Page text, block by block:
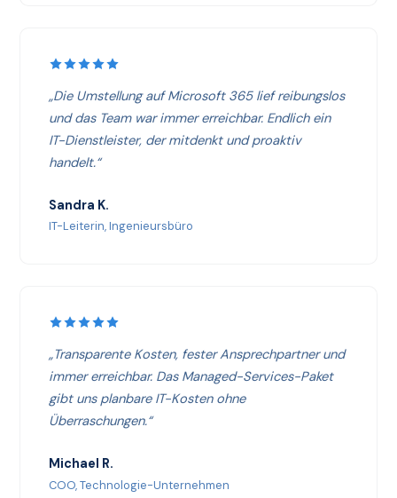
„Die Umstellung auf Microsoft 365 lief reibungslos
und das Team war immer erreichbar. Endlich ein
IT-Dienstleister, der mitdenkt und proaktiv
handelt.“
Sandra K.
IT-Leiterin, Ingenieursbüro
„Transparente Kosten, fester Ansprechpartner und
immer erreichbar. Das Managed-Services-Paket
gibt uns planbare IT-Kosten ohne
Überraschungen.“
Michael R.
COO, Technologie-Unternehmen